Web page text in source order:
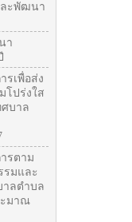
ะพัฒนา
า
รเพื่อส่ง
โปร่งใส
บาล
รตาม
รมและ
าลตำบล
ะมาณ